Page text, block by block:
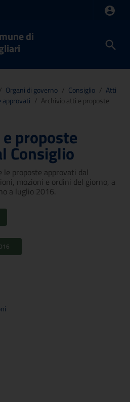
di
/ Organi di governo / Consiglio / Atti
/ Archivio atti e proposte
proposte
Consiglio
proposte approvati dal
mozioni e ordini del giorno, a
a luglio 2016.